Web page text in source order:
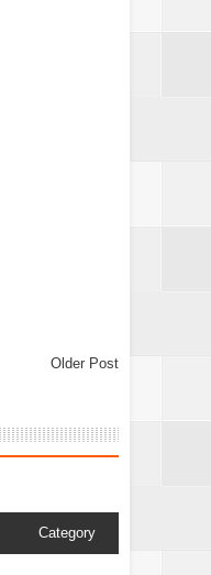
Older Post
Category